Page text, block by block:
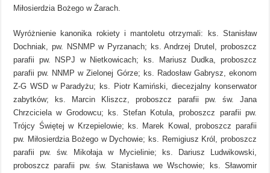
Miłosierdzia Bożego w Żarach.
Wyróżnienie kanonika rokiety i mantoletu otrzymali: ks. Stanisław
Dochniak, pw. NSNMP w Pyrzanach; ks. Andrzej Drutel, proboszcz
parafii pw. NSPJ w Nietkowicach; ks. Mariusz Dudka, proboszcz
parafii pw. NNMP w Zielonej Górze; ks. Radosław Gabrysz, ekonom
Z-G WSD w Paradyżu; ks. Piotr Kamiński, diecezjalny konserwator
zabytków; ks. Marcin Kliszcz, proboszcz parafii pw. św. Jana
Chrzciciela w Grodowcu; ks. Stefan Kotula, proboszcz parafii pw.
Trójcy Świętej w Krzepielowie; ks. Marek Kowal, proboszcz parafii
pw. Miłosierdzia Bożego w Dychowie; ks. Remigiusz Król, proboszcz
parafii pw. św. Mikołaja w Mycielinie; ks. Dariusz Ludwikowski,
proboszcz parafii pw. św. Stanisława we Wschowie; ks. Sławomir